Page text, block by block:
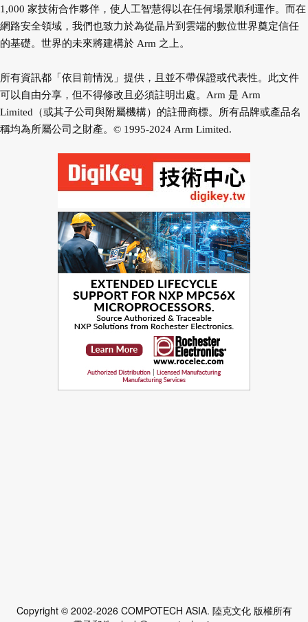
1,000 家技術合作夥伴，使人工智慧得以在任何場景順利運作。而在
網路安全領域，我們也致力於為從晶片到雲端的數位世界奠定信任
的基礎。世界的未來將建構於 Arm 之上。
所有資訊都「依目前情況」提供，且並不帶保證或代表性。此文件
可以自由分享，但不得修改且必須註明出處。Arm 是 Arm
Limited（或其子公司與附屬機構）的註冊商標。所有品牌或產品名
稱均為所屬公司之財產。© 1995-2024 Arm Limited.
Copyright © 2002-2026 COMPOTECH ASIA. 陸克文化 版權所有